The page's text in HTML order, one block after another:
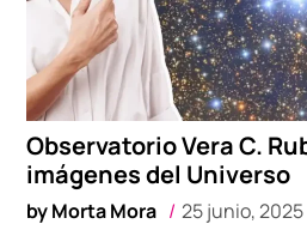
Observatorio Vera C.
imágenes del Universo
byMorta Mora 25 junio, 2025